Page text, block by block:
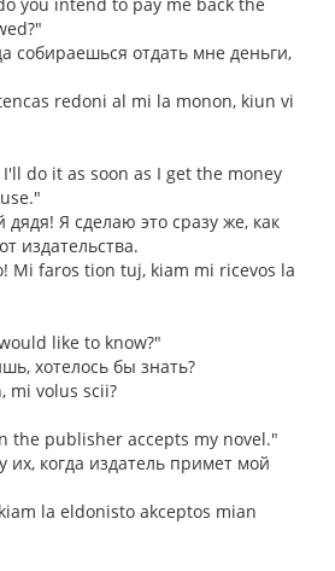
собираешься отдать мне деньги,
redoni al mi la monon, kiun vi
do it as soon as I get the money
Я сделаю это сразу же, как
издательства.
Mi faros tion tuj, kiam mi ricevos la
like to know?"
хотелось бы знать?
mi volus scii?
the publisher accepts my novel."
когда издатель примет мой
la eldonisto akceptos mian